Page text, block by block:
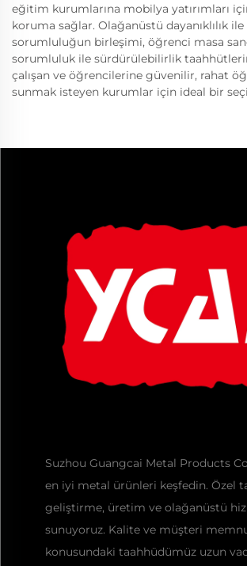
eğitim kurumlarına mobilya yatırımları
koruma sağlar. Olağanüstü dayanıklılık ile
sorumluluğun birleşimi, öğrenci masa
sorumluluk ile sürdürülebilirlik
çalışan ve öğrencilerine güvenilir, rahat
sunmak isteyen kurumlar için ideal bir
Suzhou Guangcai Metal Products
en iyi metal ürünleri keşfedin. Özel
geliştirme, üretim ve olağanüstü
sunuyoruz. Kalite ve müşteri
konusundaki taahhüdümüz uzun